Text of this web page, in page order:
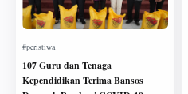
107 Guru dan Tenaga
Kependidikan Terima Bansos